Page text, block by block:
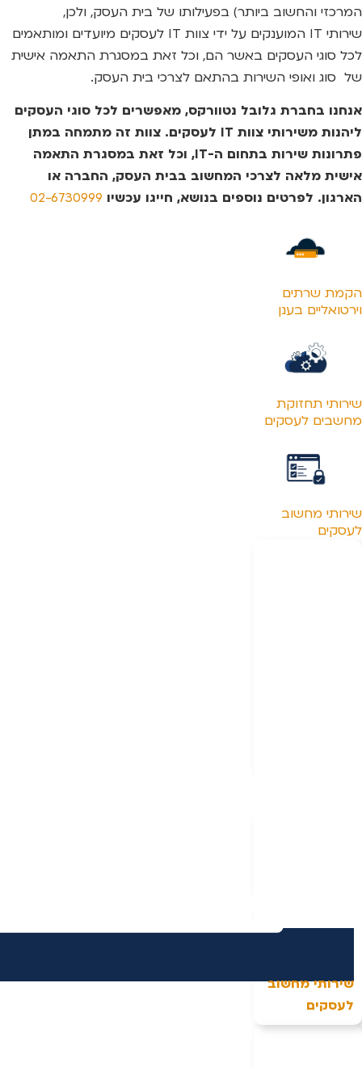
המרכזי והחשוב ביותר) בפעילותו של בית העסק, ולכן,
שירותי IT המוענקים על ידי צוות IT לעסקים מיועדים ומותאמים
לכל סוגי העסקים באשר הם, וכל זאת במסגרת התאמה אישית
של סוג ואופי השירות בהתאם לצרכי בית העסק.
אנחנו בחברת גלובל נטוורקס, מאפשרים לכל סוגי העסקים
ליהנות משירותי צוות IT לעסקים. צוות זה מתמחה במתן
פתרונות שירות בתחום ה-IT, וכל זאת במסגרת התאמה
אישית מלאה לצרכי המחשוב בבית העסק, החברה או
הארגון. לפרטים נוספים בנושא, חייגו עכשיו 02-6730999
הקמת שרתים
וירטואליים בענן
שירותי תחזוקת
מחשבים לעסקים
שירותי מחשוב
לעסקים
שירותי מחשוב
לעסקים